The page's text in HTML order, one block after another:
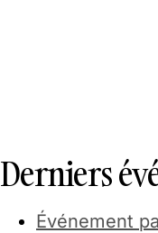
Derniers
Événement